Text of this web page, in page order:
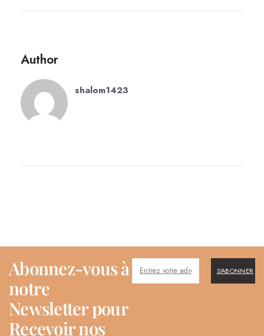
Author
shalom1423
Abonnez-vous à
notre
Newsletter pour
Recevoir nos
S'ABONNER